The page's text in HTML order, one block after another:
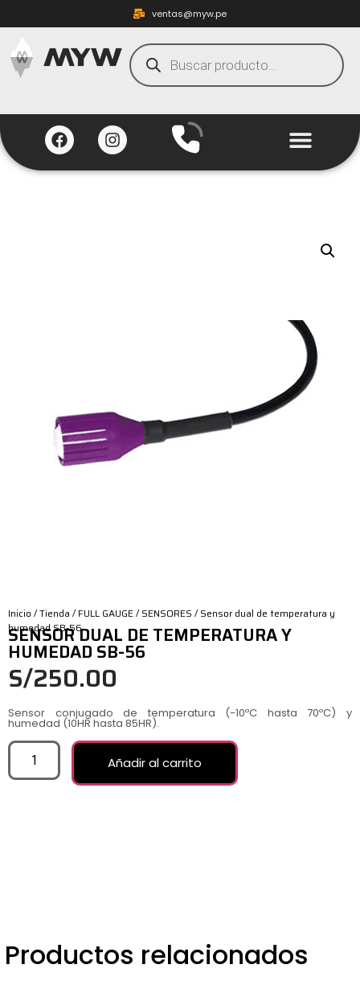
ventas@myw.pe
Inicio /Tienda /FULL GAUGE/SENSORES / Sensor dual de temperatura y
humedad SB-56
SENSOR DUAL DE TEMPERATURA Y
HUMEDAD SB-56
S/250.00
Sensor conjugado de temperatura (-10ºC hasta 70ºC) y
humedad (10HR hasta 85HR).
Añadir al carrito
Productos relacionados